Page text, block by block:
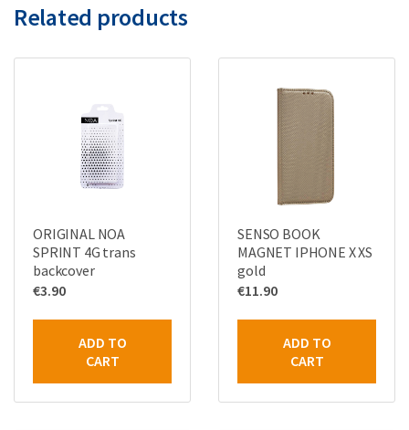
Related products
ORIGINAL NOA
SPRINT 4G trans
backcover
€3.90
ADD TO
CART
SENSO BOOK
MAGNET IPHONE X XS
gold
€11.90
ADD TO
CART